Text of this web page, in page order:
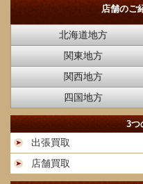
店舗のご
北海道地方
関東地方
関西地方
四国地方
3つ
出張買取
店舗買取